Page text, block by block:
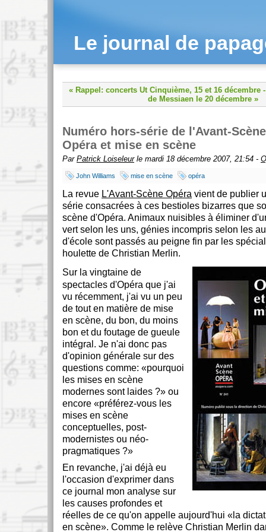
Le journal de
« Rappel: concerts Ut Cinquième, 15 et 16 décembre -
de Messiaen le 20 décembre »
Numéro hors-série de l'Avant-
Opéra et mise en scène
Par Patrick Loiseleurle mardi 18 décembre 2007, 21:54 -
John Williams mise en scène opéra
La revue L'Avant-Scène Opéra vient de publier
série consacrées à ces bestioles bizarres que
scène d'Opéra. Animaux nuisibles à éliminer
vert selon les uns, génies incompris selon les
d'école sont passés au peigne fin par les
houlette de Christian Merlin.
Sur la vingtaine de
spectacles d'Opéra que j'ai
vu récemment, j'ai vu un peu
de tout en matière de mise
en scène, du bon, du moins
bon et du foutage de gueule
intégral. Je n'ai donc pas
d'opinion générale sur des
questions comme:
pourquoi
les mises en scène
modernes sont laides ?
ou
encore
préférez-vous les
mises en scène
conceptuelles, post-
modernistes ou néo-
pragmatiques ?
En revanche, j'ai déjà eu
l'occasion d'exprimer dans
ce journal mon analyse sur
les causes profondes et
réelles de ce qu'on appelle aujourd'hui
la
en scène . Comme le relève Christian Merlin